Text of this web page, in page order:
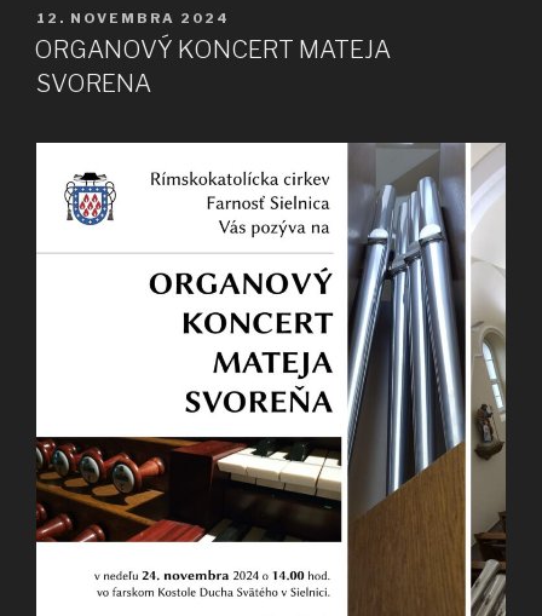
PUBLIKOVANÉ
12. NOVEMBRA 2024
ORGANOVÝ KONCERT MATEJA
SVORENA